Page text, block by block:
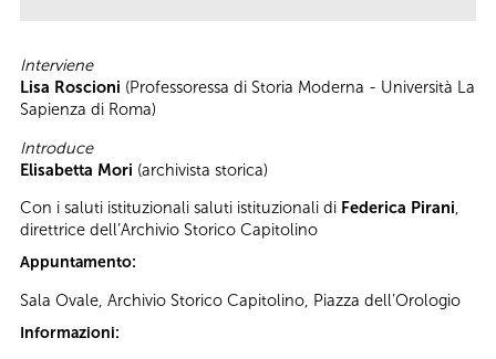
Interviene
Lisa Roscioni (Professoressa di Storia Moderna - Università La
Sapienza di Roma)
Introduce
Elisabetta Mori (archivista storica)
Con i saluti istituzionali saluti istituzionali di Federica Pirani,
direttrice dell’Archivio Storico Capitolino
Appuntamento:
Sala Ovale, Archivio Storico Capitolino, Piazza dell’Orologio
Informazioni: